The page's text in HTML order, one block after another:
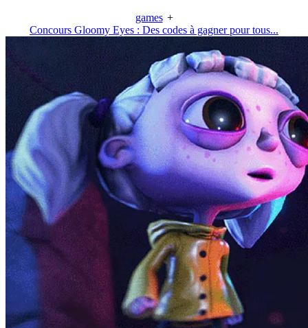
games +
Concours Gloomy Eyes : Des codes à gagner pour tous...